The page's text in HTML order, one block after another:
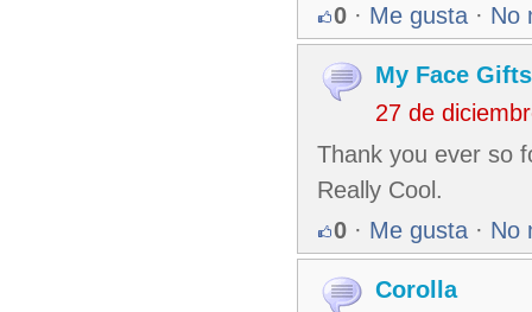
0 · Me gusta · No
My Face Gifts
27 de
Thank you ever so
Really Cool.
0 · Me gusta · No
Corolla